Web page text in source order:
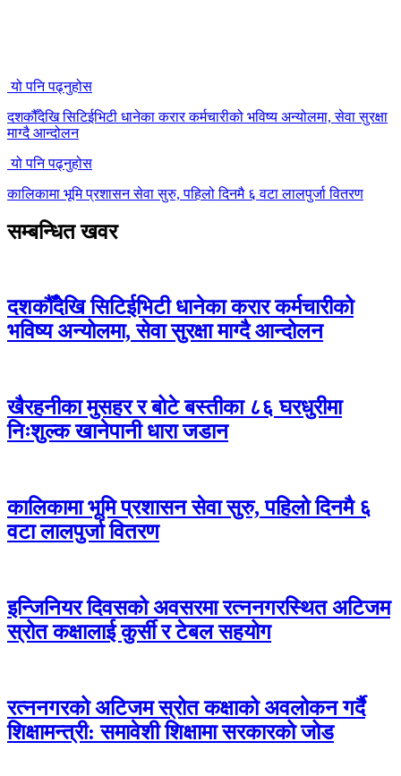
यो पनि पढ्नुहोस
दशकौँदेखि सिटिईभिटी धानेका करार कर्मचारीको भविष्य अन्योलमा, सेवा सुरक्षा
माग्दै आन्दोलन
यो पनि पढ्नुहोस
कालिकामा भूमि प्रशासन सेवा सुरु, पहिलो दिनमै ६ वटा लालपुर्जा वितरण
सम्बन्धित खवर
दशकौँदेखि सिटिईभिटी धानेका करार कर्मचारीको
भविष्य अन्योलमा, सेवा सुरक्षा माग्दै आन्दोलन
खैरहनीका मुसहर र बोटे बस्तीका ८६ घरधुरीमा
निःशुल्क खानेपानी धारा जडान
कालिकामा भूमि प्रशासन सेवा सुरु, पहिलो दिनमै ६
वटा लालपुर्जा वितरण
इन्जिनियर दिवसको अवसरमा रत्ननगरस्थित अटिजम
स्रोत कक्षालाई कुर्सी र टेबल सहयोग
रत्ननगरको अटिजम स्रोत कक्षाको अवलोकन गर्दै
शिक्षामन्त्री: समावेशी शिक्षामा सरकारको जोड